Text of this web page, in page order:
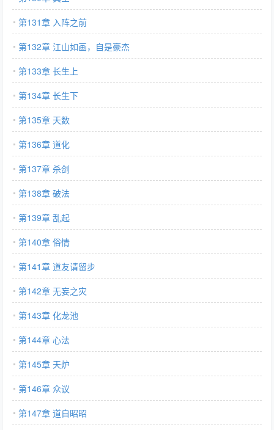
第131章 入阵之前
第132章 江山如画，自是豪杰
第133章 长生上
第134章 长生下
第135章 天数
第136章 道化
第137章 杀剑
第138章 破法
第139章 乱起
第140章 俗情
第141章 道友请留步
第142章 无妄之灾
第143章 化龙池
第144章 心法
第145章 天炉
第146章 众议
第147章 道自昭昭